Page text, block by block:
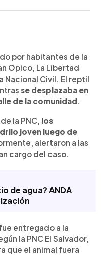
en San Juan
a un
durante la noche
calle de la
Civil, los
Ambiente para
en un hábitat
sobre el
guardar
no
reafirmó su
por habitantes de la
Opico, La Libertad
Nacional Civil. El reptil
se desplazaba en
de la comunidad.
la PNC, los
joven luego de
alertaron a las
cargo del caso.
de agua? ANDA
entregado a la
la PNC El Salvador,
que el animal fuera